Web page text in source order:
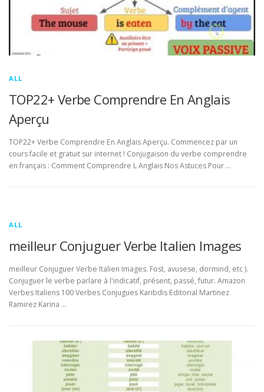
ALL
TOP22+ Verbe Comprendre En Anglais
Aperçu
TOP22+ Verbe Comprendre En Anglais Aperçu. Commencez par un
cours facile et gratuit sur internet ! Conjugaison du verbe comprendre
en français : Comment Comprendre L Anglais Nos Astuces Pour …
ALL
meilleur Conjuguer Verbe Italien Images
meilleur Conjuguer Verbe Italien Images. Fost, avusese, dormind, etc ).
Conjuguer le verbe parlare à l'indicatif, présent, passé, futur. Amazon
Verbes Italiens 100 Verbes Conjugues Karibdis Editorial Martinez
Ramirez Karina …